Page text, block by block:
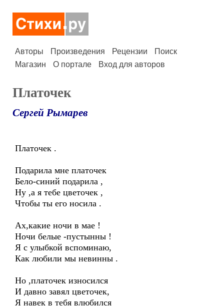
Авторы Произведения Рецензии
Поиск
Магазин
О портале Вход для авторов
Платочек
Сергей Рымарев
Платочек .
Подарила мне платочек
Бело-синий подарила ,
Ну ,а я тебе цветочек ,
Чтобы ты его носила .
Ах,какие ночи в мае !
Ночи белые -пустынны !
Я с улыбкой вспоминаю,
Как любили мы невинны .
Но ,платочек износился
И давно завял цветочек,
Я навек в тебя влюбился